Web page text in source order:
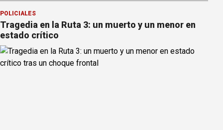
POLICIALES
Tragedia en la Ruta 3: un muerto y un menor en
estado crítico